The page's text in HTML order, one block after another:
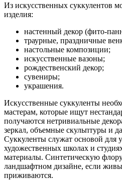
Из искусственных суккулентов
изделия:
настенный декор (фито-
траурные, праздничные
настольные композиции;
искусственные вазоны;
рождественский декор;
сувениры;
украшения.
Искусственные суккуленты
мастерам, которые ищут
получаются нетривиальные
зеркал, объемные скульптуры и
Суккуленты служат основой для
художественных школах и
материалы. Синтетическую
ландшафтном дизайне, если
приживаются.